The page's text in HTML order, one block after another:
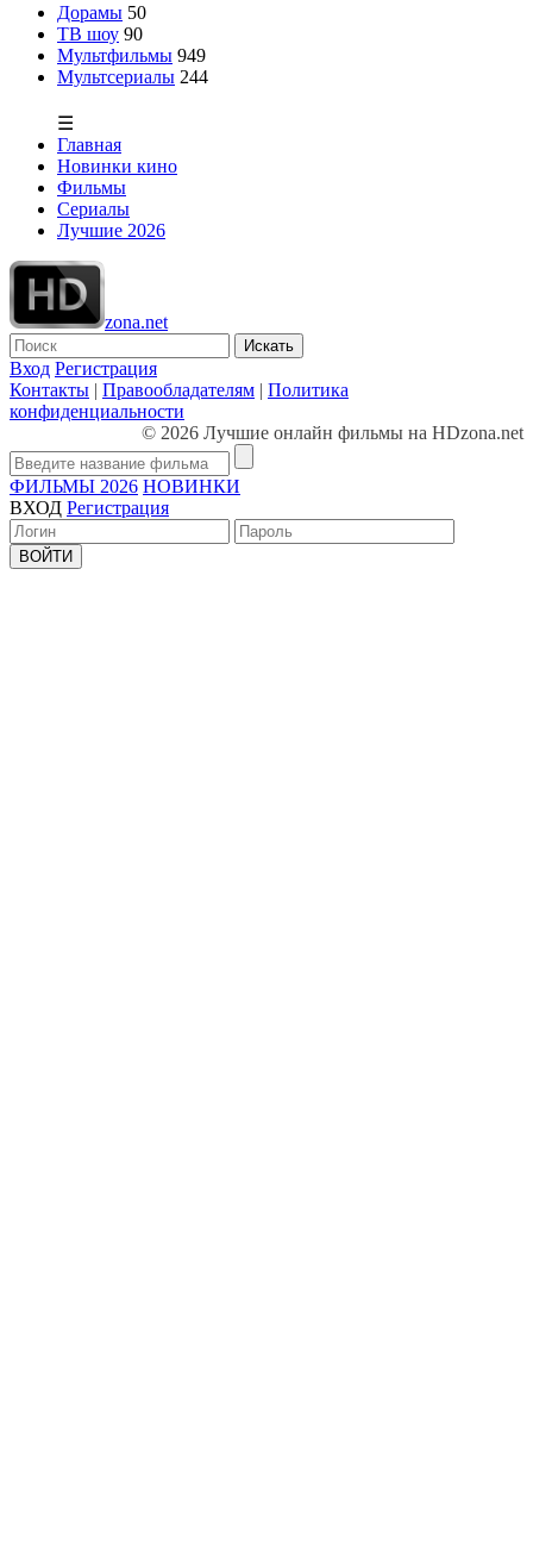
Дорамы 50
ТВ шоу 90
Мультфильмы 949
Мультсериалы 244
☰
Главная
Новинки кино
Фильмы
Сериалы
Лучшие 2026
zona.net
Искать
Вход Регистрация
Контакты | Правообладателям | Политика
конфиденциальности
© 2026 Лучшие онлайн фильмы на HDzona.net
ФИЛЬМЫ 2026 НОВИНКИ
ВХОД Регистрация